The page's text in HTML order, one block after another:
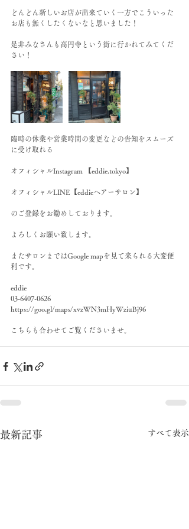
どんどん新しいお店が出来ていく一方でこういった
お店も無くしたくないなと思いました！
是非みなさんも高円寺という街に行かれてみてくだ
さい！
臨時の休業や営業時間の変更などの告知をスムーズ
に受け取れる
オフィシャルInstagram 【eddie.tokyo】
オフィシャルLINE【eddieヘアーサロン】
のご登録をお勧めしております。
よろしくお願い致します。
またサロンまではGoogle mapを見て来られる大変便
利です。
eddie
03-6407-0626
https://goo.gl/maps/xvzWN3mHyWziuBj96
こちらも合わせてご覧くださいませ。
最新記事 すべて表示